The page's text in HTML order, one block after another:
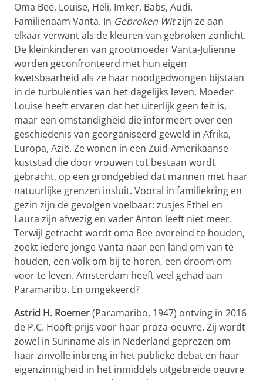
Oma Bee, Louise, Heli, Imker, Babs, Audi.
Familienaam Vanta. In Gebroken Witzijn ze aan
elkaar verwant als de kleuren van gebroken zonlicht.
De kleinkinderen van grootmoeder Vanta-Julienne
worden geconfronteerd met hun eigen
kwetsbaarheid als ze haar noodgedwongen bijstaan
in de turbulenties van het dagelijks leven. Moeder
Louise heeft ervaren dat het uiterlijk geen feit is,
maar een omstandigheid die informeert over een
geschiedenis van georganiseerd geweld in Afrika,
Europa, Azië. Ze wonen in een Zuid-Amerikaanse
kuststad die door vrouwen tot bestaan wordt
gebracht, op een grondgebied dat mannen met haar
natuurlijke grenzen insluit. Vooral in familiekring en
gezin zijn de gevolgen voelbaar: zusjes Ethel en
Laura zijn afwezig en vader Anton leeft niet meer.
Terwijl getracht wordt oma Bee overeind te houden,
zoekt iedere jonge Vanta naar een land om van te
houden, een volk om bij te horen, een droom om
voor te leven. Amsterdam heeft veel gehad aan
Paramaribo. En omgekeerd?
Astrid H. Roemer(Paramaribo, 1947) ontving in 2016
de P.C. Hooft-prijs voor haar proza-oeuvre. Zij wordt
zowel in Suriname als in Nederland geprezen om
haar zinvolle inbreng in het publieke debat en haar
eigenzinnigheid in het inmiddels uitgebreide oeuvre